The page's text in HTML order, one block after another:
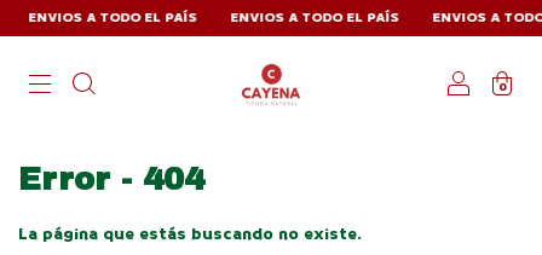
ENVIOS A TODO EL PAÍS ENVIOS A TODO EL PAÍS ENVIOS A TODO
0
Error - 404
La página que estás buscando no existe.